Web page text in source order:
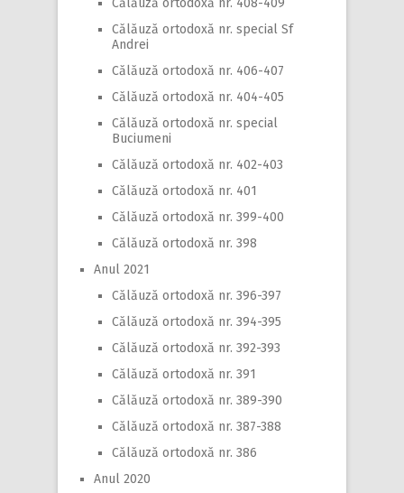
Călăuză ortodoxă nr. 408-409
Călăuză ortodoxă nr. special Sf
Andrei
Călăuză ortodoxă nr. 406-407
Călăuză ortodoxă nr. 404-405
Călăuză ortodoxă nr. special
Buciumeni
Călăuză ortodoxă nr. 402-403
Călăuză ortodoxă nr. 401
Călăuză ortodoxă nr. 399-400
Călăuză ortodoxă nr. 398
Anul 2021
Călăuză ortodoxă nr. 396-397
Călăuză ortodoxă nr. 394-395
Călăuză ortodoxă nr. 392-393
Călăuză ortodoxă nr. 391
Călăuză ortodoxă nr. 389-390
Călăuză ortodoxă nr. 387-388
Călăuză ortodoxă nr. 386
Anul 2020